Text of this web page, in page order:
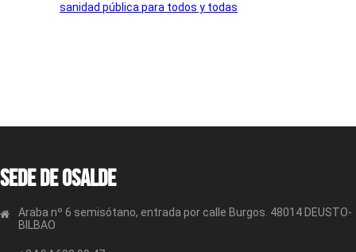
sanidad pública para todos y todas
Sede de OSALDE
Araba nº 6 semisótano, entrada por calle Burgos. 48014 DEUSTO-
BILBAO